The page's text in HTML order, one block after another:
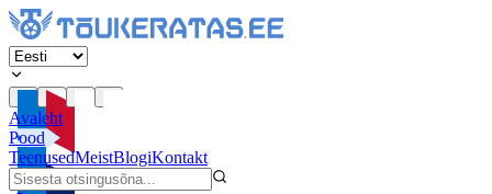
Avaleht
Pood
TeenusedMeistBlogiKontakt